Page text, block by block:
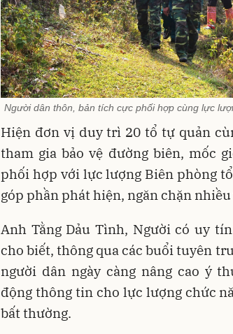
Người dân thôn, bản tích cực phối hợp cùng lực
Hiện đơn vị duy trì 20 tổ tự quản
tham gia bảo vệ đường biên, mốc
phối hợp với lực lượng Biên phòng
góp phần phát hiện, ngăn chặn
Anh Tằng Dảu Tình, Người có uy
cho biết, thông qua các buổi tuyên
người dân ngày càng nâng cao ý
động thông tin cho lực lượng chức
bất thường.